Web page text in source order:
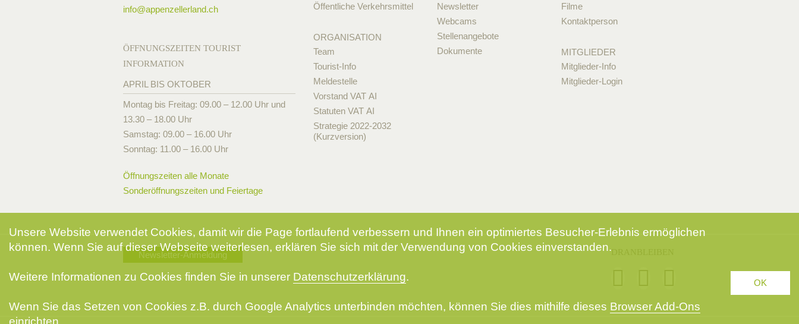
info@appenzellerland.ch
ÖFFNUNGSZEITEN TOURIST
INFORMATION
APRIL BIS OKTOBER
Montag bis Freitag: 09.00 – 12.00 Uhr und
13.30 – 18.00 Uhr
Samstag: 09.00 – 16.00 Uhr
Sonntag: 11.00 – 16.00 Uhr
Öffnungszeiten alle Monate
Sonderöffnungszeiten und Feiertage
Öffentliche Verkehrsmittel
ORGANISATION
Team
Tourist-Info
Meldestelle
Vorstand VAT AI
Statuten VAT AI
Strategie 2022-2032
(Kurzversion)
Newsletter
Webcams
Stellenangebote
Dokumente
Filme
Kontaktperson
MITGLIEDER
Mitglieder-Info
Mitglieder-Login
Newsletter-Anmeldung
Unsere Website verwendet Cookies, damit wir die Page fortlaufend verbessern und Ihnen ein optimiertes Besucher-Erlebnis ermöglichen
können. Wenn Sie auf dieser Webseite weiterlesen, erklären Sie sich mit der Verwendung von Cookies einverstanden.
Weitere Informationen zu Cookies finden Sie in unserer Datenschutzerklärung.
Wenn Sie das Setzen von Cookies z.B. durch Google Analytics unterbinden möchten, können Sie dies mithilfe dieses Browser Add-Ons
einrichten.
OK